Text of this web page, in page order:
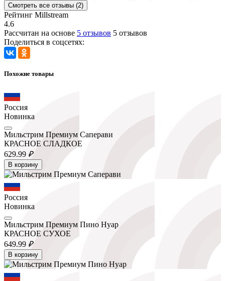
Смотреть все отзывы (2)
Рейтинг Millstream
4.6
Рассчитан на основе 5 отзывов 5 отзывов
Поделиться в соцсетях:
Похожие товары
Россия
Новинка
Мильстрим Премиум Саперави
КРАСНОЕ СЛАДКОЕ
629.99 ₽
В корзину
Россия
Новинка
Мильстрим Премиум Пино Нуар
КРАСНОЕ СУХОЕ
649.99 ₽
В корзину